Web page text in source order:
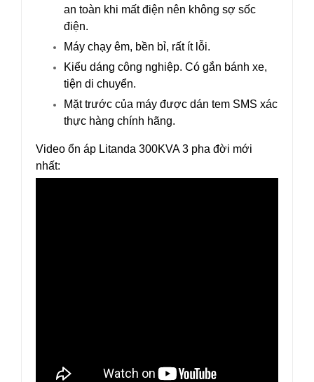
an toàn khi mất điện nên không sợ sốc
điện.
Máy chạy êm, bền bỉ, rất ít lỗi.
Kiểu dáng công nghiệp. Có gắn bánh xe,
tiện di chuyển.
Mặt trước của máy được dán tem SMS xác
thực hàng chính hãng.
Video ổn áp Litanda 300KVA 3 pha đời mới
nhất: